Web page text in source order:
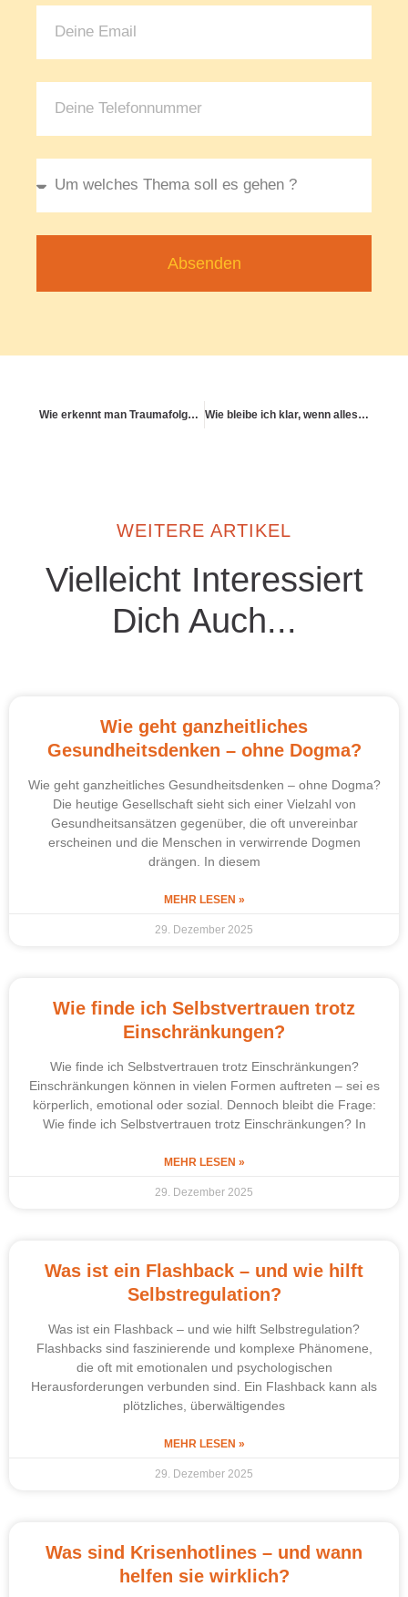
Absenden
Wie erkennt man Traumafolgestörungen im Alltag? Wie bleibe ich klar, wenn alles unsicher ist?
WEITERE ARTIKEL
Vielleicht Interessiert
Dich Auch...
Wie geht ganzheitliches
Gesundheitsdenken – ohne Dogma?
Wie geht ganzheitliches Gesundheitsdenken – ohne Dogma?
Die heutige Gesellschaft sieht sich einer Vielzahl von
Gesundheitsansätzen gegenüber, die oft unvereinbar
erscheinen und die Menschen in verwirrende Dogmen
drängen. In diesem
MEHR LESEN »
29. Dezember 2025
Wie finde ich Selbstvertrauen trotz
Einschränkungen?
Wie finde ich Selbstvertrauen trotz Einschränkungen?
Einschränkungen können in vielen Formen auftreten – sei es
körperlich, emotional oder sozial. Dennoch bleibt die Frage:
Wie finde ich Selbstvertrauen trotz Einschränkungen? In
MEHR LESEN »
29. Dezember 2025
Was ist ein Flashback – und wie hilft
Selbstregulation?
Was ist ein Flashback – und wie hilft Selbstregulation?
Flashbacks sind faszinierende und komplexe Phänomene,
die oft mit emotionalen und psychologischen
Herausforderungen verbunden sind. Ein Flashback kann als
plötzliches, überwältigendes
MEHR LESEN »
29. Dezember 2025
Was sind Krisenhotlines – und wann
helfen sie wirklich?